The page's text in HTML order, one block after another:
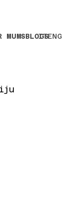
MUMSBLOGS
ITENG